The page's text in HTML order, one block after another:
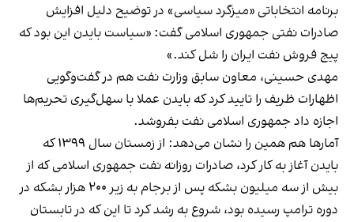
برنامه انتخاباتی «میزگرد سیاسی» در توضیح دلیل افزایش
صادرات نفتی جمهوری اسلامی گفت: «سیاست بایدن این بود که
پیج فروش نفت ایران را شل کند.»
مهدی حسینی، معاون سابق وزارت نفت هم در گفت‌وگویی
اظهارات ظریف را تایید کرد که بایدن عملا با سهل‌گیری تحریم‌ها
اجازه داد جمهوری اسلامی نفت بفروشد.
آمارها هم همین را نشان می‌دهد: از زمستان سال ۱۳۹۹ که
بایدن آغاز به کار کرد، صادرات روزانه نفت جمهوری اسلامی که از
بیش از سه میلیون بشکه پس از برجام به زیر ۲۰۰ هزار بشکه در
دوره ترامپ رسیده بود، شروع به رشد کرد تا این که در تابستان